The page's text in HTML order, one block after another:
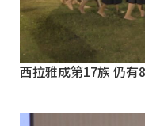
西拉雅成第17族 仍有